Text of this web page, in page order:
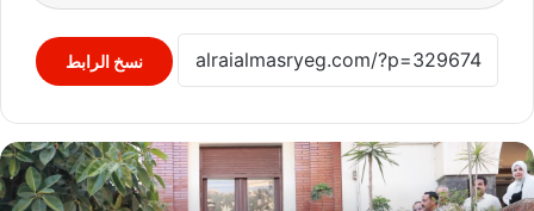
نسخ الرابط